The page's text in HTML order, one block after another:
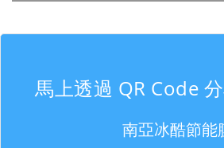
馬上透過 QR Code
南亞冰酷節能